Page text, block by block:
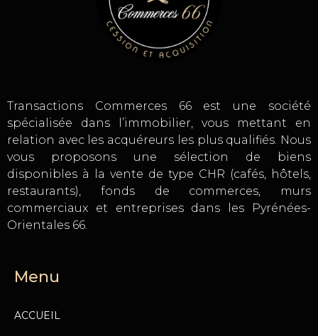
Transactions Commerces 66 est une société
spécialisée dans l’immobilier, vous mettant en
relation avec les acquéreurs les plus qualifiés. Nous
vous proposons une sélection de biens
disponibles à la vente de type CHR (cafés, hôtels,
restaurants), fonds de commerces, murs
commerciaux et entreprises dans les Pyrénées-
Orientales 66.
Menu
ACCUEIL